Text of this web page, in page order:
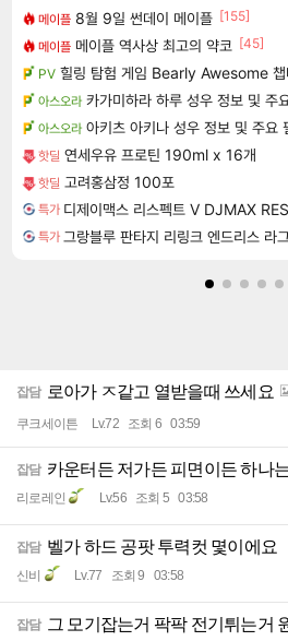
메이플 8월 9일 썬데이 메이플 [155]
메이플 메이플 역사상 최고의 약코 [45]
PV 힐링 탐험 게임 Bearly Awesome 챕
아스오라 카가미하라 하루 성우 정보 및 주
아스오라 아키츠 아키나 성우 정보 및 주요
핫딜 연세우유 프로틴 190ml x 16개
핫딜 고려홍삼정 100포
특가
특가
잡담 로아가 ㅈ같고 열받을때 쓰세요
쿠크세이튼 Lv.72 조회 6 03:59
잡담 카운터든 저가든 피면이든 하나
리로레인 Lv.56 조회 5 03:58
잡담 벨가 하드 공팟 투력컷 몇이에요
신비 Lv.77 조회 9 03:58
잡담 그 모기잡는거 팍팍 전기튀는거